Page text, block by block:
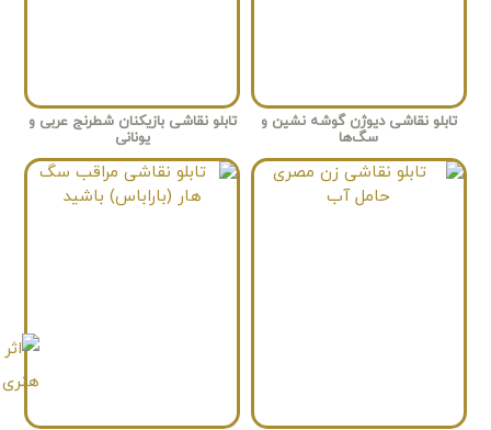
تابلو نقاشی دیوژن گوشه نشین و
سگ‌ها
تابلو نقاشی بازیکنان شطرنج عربی و
یونانی